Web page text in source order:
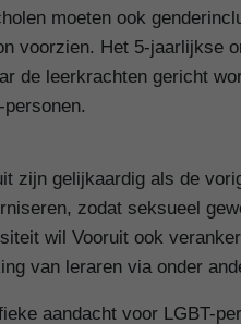
moeten ook
voorzien. Het 5-jaarlijkse
de leerkrachten gericht
zijn gelijkaardig als de
zodat seksueel
wil Vooruit ook
van leraren via onder
aandacht voor LGBT-